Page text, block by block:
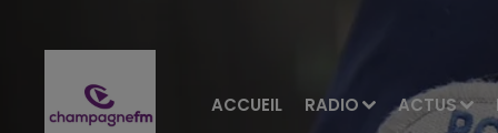
ACCUEIL RADIO ACTUS